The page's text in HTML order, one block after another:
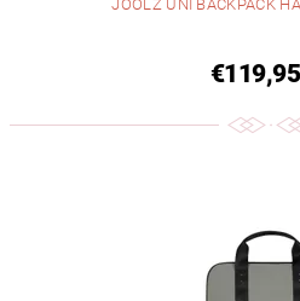
JOOLZ UNI BACKPACK
€119,95